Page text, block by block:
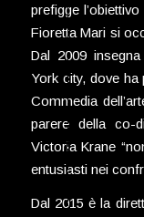
prefigge
Fioretta Mari si
Dal 2009
York city, dove ha
Commedia
parere della co-
Victoria Krane
entusiasti nei
Dal 2015 è la